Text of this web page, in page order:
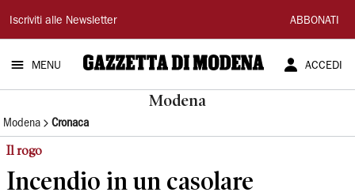
Gazzetta
di
Modena
Iscriviti alle Newsletter ABBONATI
MENU ACCEDI
Modena
Modena Cronaca
Il rogo
Incendio in un casolare